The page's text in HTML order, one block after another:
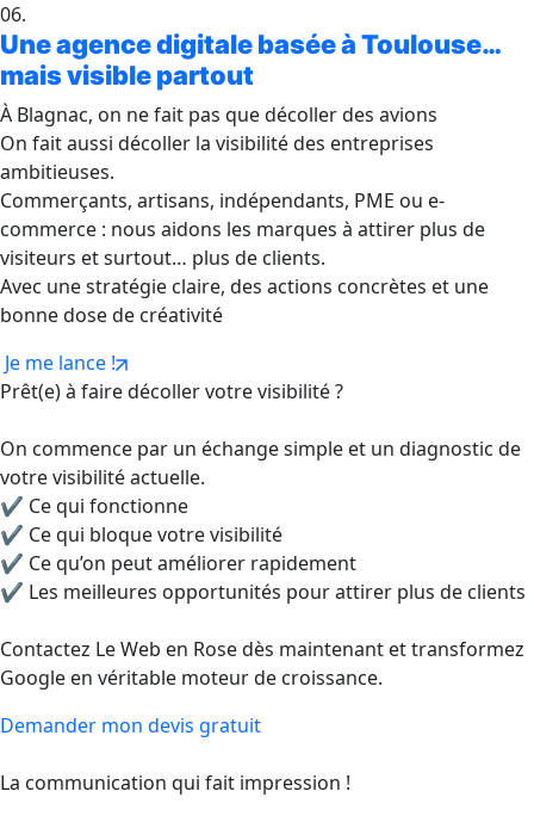
06.
Une agence digitale basée à Toulouse…
mais visible partout
À Blagnac, on ne fait pas que décoller des avions
On fait aussi décoller la visibilité des entreprises
ambitieuses.
Commerçants, artisans, indépendants, PME ou e-
commerce : nous aidons les marques à attirer plus de
visiteurs et surtout… plus de clients.
Avec une stratégie claire, des actions concrètes et une
bonne dose de créativité
Je me lance !
Prêt(e) à faire décoller votre visibilité ?
On commence par un échange simple et un diagnostic de
votre visibilité actuelle.
✔ Ce qui fonctionne
✔ Ce qui bloque votre visibilité
✔ Ce qu’on peut améliorer rapidement
✔ Les meilleures opportunités pour attirer plus de clients
Contactez Le Web en Rose dès maintenant et transformez
Google en véritable moteur de croissance.
Demander mon devis gratuit
La communication qui fait impression !